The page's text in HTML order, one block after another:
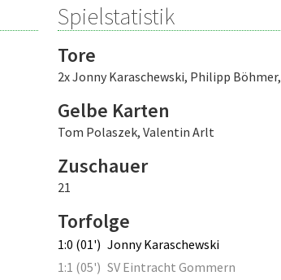
Spielstatistik
Tore
2x Jonny Karaschewski, Philipp Böhmer,
Gelbe Karten
Tom Polaszek, Valentin Arlt
Zuschauer
21
Torfolge
1:0 (01') Jonny Karaschewski
1:1 (05') SV Eintracht Gommern